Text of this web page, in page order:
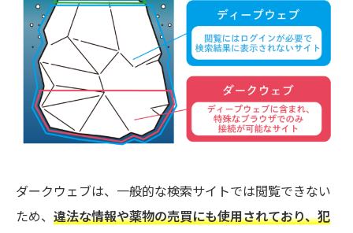
ダークウェブは、一般的な検索サイトでは閲覧できない
ため、 違法な情報や薬物の売買にも使用されており、犯